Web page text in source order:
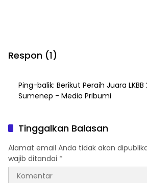
Respon (1)
Ping-balik: Berikut Peraih Juara
Sumenep - Media Pribumi
Tinggalkan Balasan
Alamat email Anda tidak akan
wajib ditandai *